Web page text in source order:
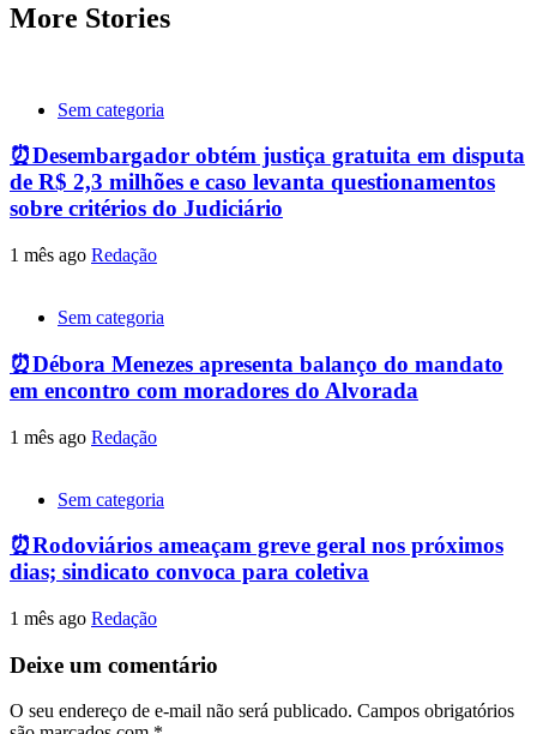
More Stories
Sem categoria
⏰Desembargador obtém justiça gratuita em disputa
de R$ 2,3 milhões e caso levanta questionamentos
sobre critérios do Judiciário
1 mês ago Redação
Sem categoria
⏰Débora Menezes apresenta balanço do mandato
em encontro com moradores do Alvorada
1 mês ago Redação
Sem categoria
⏰Rodoviários ameaçam greve geral nos próximos
dias; sindicato convoca para coletiva
1 mês ago Redação
Deixe um comentário
O seu endereço de e-mail não será publicado. Campos obrigatórios